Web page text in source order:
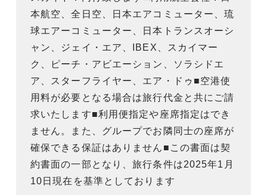
本航空、全日空、日本エアコミューター、琉
球エアーコミューター、日本トランスオーシ
ャン、ジェイ・エア、IBEX、スカイマー
ク、ピーチ・アビエーション、ソラシドエ
ア、スターフライヤー、エア・ドゥ■空港使
用料が必要となる場合は旅行代金と共にご請
求いたします■利用便指定や座席指定はでき
ません。また、グループでお隣同士の座席が
確保できる保証はありません■この書面は契
約書面の一部となり、旅行条件は2025年1月
10日現在を基準としております